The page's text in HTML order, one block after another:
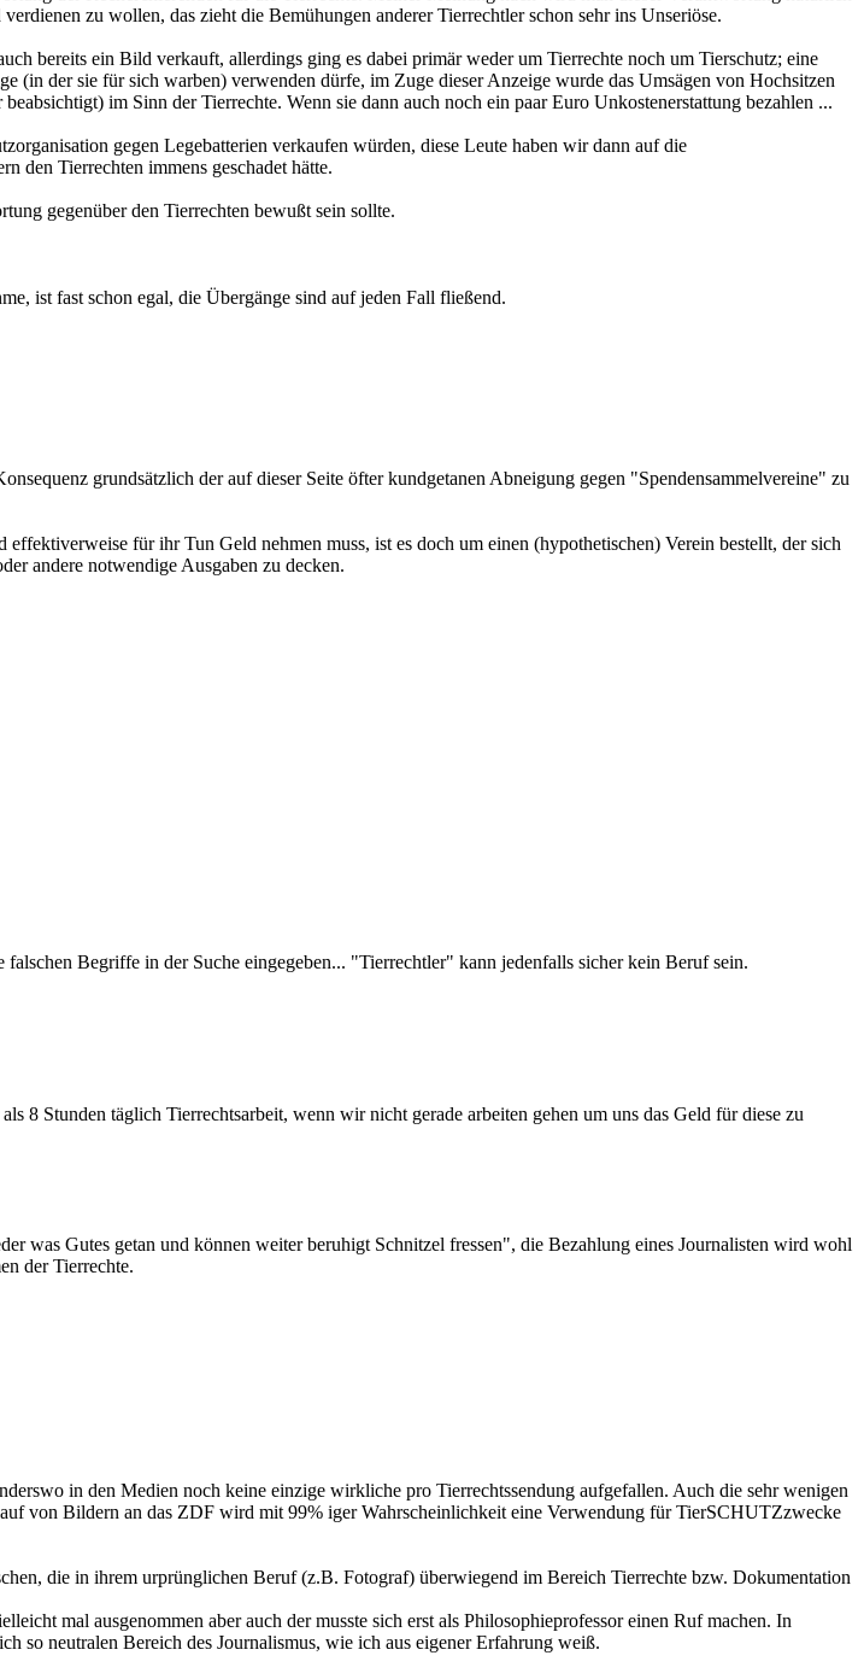
zu wollen, das zieht die Bemühungen anderer Tierrechtler schon sehr ins Unseriöse.
bereits ein Bild verkauft, allerdings ging es dabei primär weder um Tierrechte noch um Tierschutz; eine
(in der sie für sich warben) verwenden dürfe, im Zuge dieser Anzeige wurde das Umsägen von Hochsitzen
im Sinn der Tierrechte. Wenn sie dann auch noch ein paar Euro Unkostenerstattung bezahlen ...
gegen Legebatterien verkaufen würden, diese Leute haben wir dann auf die
den Tierrechten immens geschadet hätte.
gegenüber den Tierrechten bewußt sein sollte.
ist fast schon egal, die Übergänge sind auf jeden Fall fließend.
grundsätzlich der auf dieser Seite öfter kundgetanen Abneigung gegen "Spendensammelvereine" zu
für ihr Tun Geld nehmen muss, ist es doch um einen (hypothetischen) Verein bestellt, der sich
andere notwendige Ausgaben zu decken.
Begriffe in der Suche eingegeben... "Tierrechtler" kann jedenfalls sicher kein Beruf sein.
8 Stunden täglich Tierrechtsarbeit, wenn wir nicht gerade arbeiten gehen um uns das Geld für diese zu
Gutes getan und können weiter beruhigt Schnitzel fressen", die Bezahlung eines Journalisten wird wohl
der Tierrechte.
in den Medien noch keine einzige wirkliche pro Tierrechtssendung aufgefallen. Auch die sehr wenigen
von Bildern an das ZDF wird mit 99% iger Wahrscheinlichkeit eine Verwendung für TierSCHUTZzwecke
die in ihrem urprünglichen Beruf (z.B. Fotograf) überwiegend im Bereich Tierrechte bzw. Dokumentation
mal ausgenommen aber auch der musste sich erst als Philosophieprofessor einen Ruf machen. In
so neutralen Bereich des Journalismus, wie ich aus eigener Erfahrung weiß.